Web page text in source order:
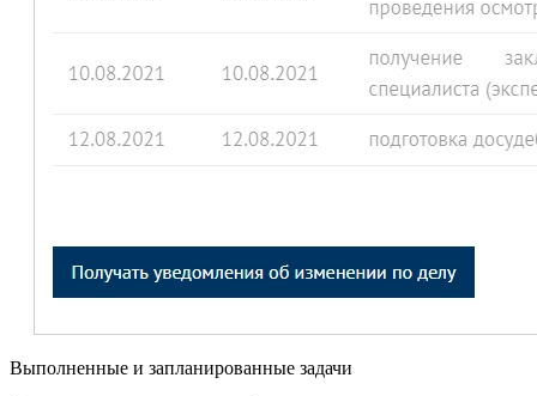
Выполненные и запланированные задачи